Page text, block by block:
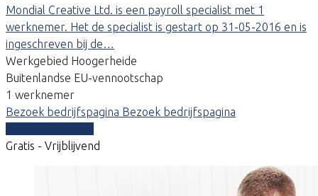
Mondial Creative Ltd. is een payroll specialist met 1
werknemer. Het de specialist is gestart op 31-05-2016 en is
ingeschreven bij de…
Werkgebied Hoogerheide
Buitenlandse EU-vennootschap
1 werknemer
Bezoek bedrijfspagina Bezoek bedrijfspagina
Gratis - Vrijblijvend